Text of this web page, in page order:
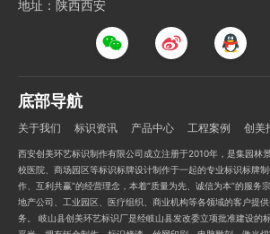
地址：陕西西安
底部导航
关于我们 标识资讯 产品中心 工程案例 创美
西安创美环艺标识制作有限公司成立注册于2010年，是集园林
校医院、商场园区等标识标牌设计制作于一起的专业标识标牌
作、互利共赢”的经营理念，本着“质量为先、诚信为本”的服务
地产公司、工业园区、医疗组织、商业机构等各领域的客户提
务。 岐山县创美环艺标识厂是经岐山县发改委立项批准建设的